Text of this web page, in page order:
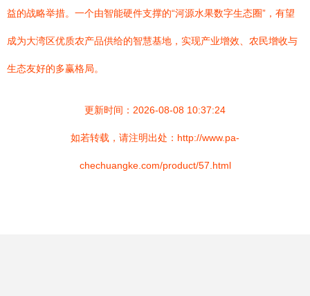
益的战略举措。一个由智能硬件支撑的“河源水果数字生态圈”，有望
成为大湾区优质农产品供给的智慧基地，实现产业增效、农民增收与
生态友好的多赢格局。
更新时间：2026-08-08 10:37:24
如若转载，请注明出处：http://www.pa-
chechuangke.com/product/57.html